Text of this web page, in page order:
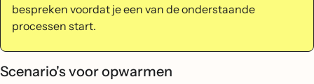
bespreken voordat je een van de onderstaande
processen start.
Scenario's voor opwarmen